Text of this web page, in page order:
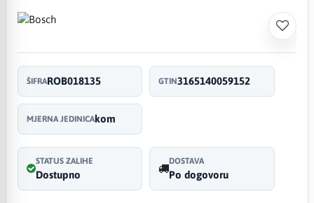
ŠIFRAROB018135 GTIN3165140059152
MJERNA JEDINICAkom
STATUS ZALIHE
Dostupno
DOSTAVA
Po dogovoru